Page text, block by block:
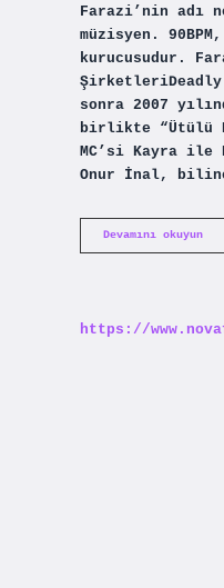
Farazi’nin adı
müzisyen.
kurucusudur.
ŞirketleriDeadly
sonra 2007
birlikte “Ütülü
MC’si Kayra ile
Onur İnal,
Devamını okuyun
https://